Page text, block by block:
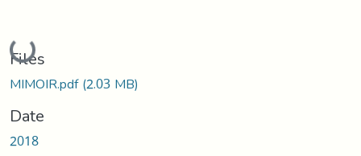
Loading...
Files
MIMOIR.pdf(2.03 MB)
Date
2018